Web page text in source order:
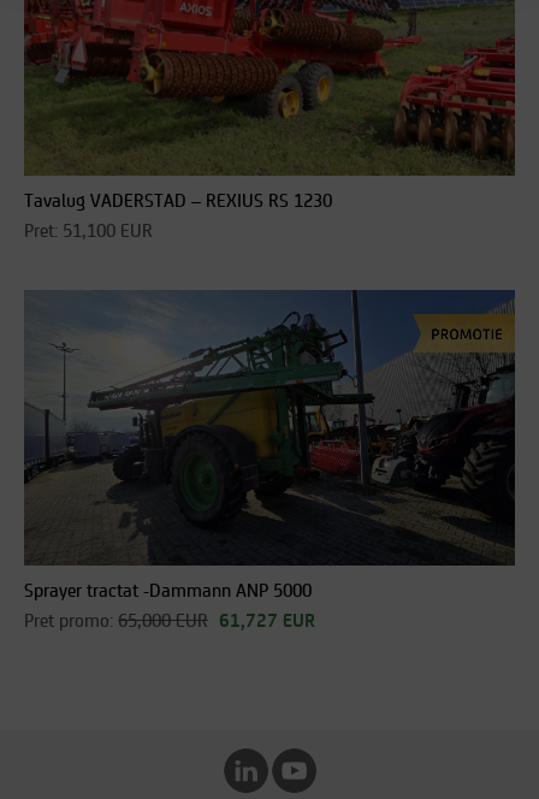
Tavalug VADERSTAD – REXIUS RS 1230
Pret: 51,100 EUR
Sprayer tractat -Dammann ANP 5000
Pret promo: 65,000 EUR 61,727 EUR